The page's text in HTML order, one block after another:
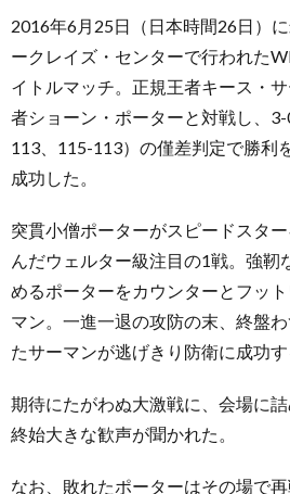
2016年6月25日（日本時間26日）
ークレイズ・センターで行われた
イトルマッチ。正規王者キース・
者ショーン・ポーターと対戦し、
113、115-113）の僅差判定で勝利
成功した。
突貫小僧ポーターがスピードスタ
んだウェルター級注目の1戦。強靭
めるポーターをカウンターとフッ
マン。一進一退の攻防の末、終盤
たサーマンが逃げきり防衛に成功す
期待にたがわぬ大激戦に、会場に
終始大きな歓声が聞かれた。
なお、敗れたポーターはその場で